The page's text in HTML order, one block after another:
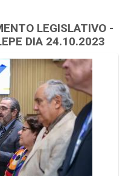
LEGISLATIVO -
DIA 24.10.2023